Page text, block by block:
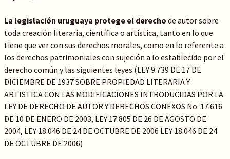
La legislación uruguaya protege el derecho de autor sobre
toda creación literaria, científica o artística, tanto en lo que
tiene que ver con sus derechos morales, como en lo referente a
los derechos patrimoniales con sujeción a lo establecido por el
derecho común y las siguientes leyes (LEY 9.739 DE 17 DE
DICIEMBRE DE 1937 SOBRE PROPIEDAD LITERARIA Y
ARTISTICA CON LAS MODIFICACIONES INTRODUCIDAS POR LA
LEY DE DERECHO DE AUTOR Y DERECHOS CONEXOS No. 17.616
DE 10 DE ENERO DE 2003, LEY 17.805 DE 26 DE AGOSTO DE
2004, LEY 18.046 DE 24 DE OCTUBRE DE 2006 LEY 18.046 DE 24
DE OCTUBRE DE 2006)